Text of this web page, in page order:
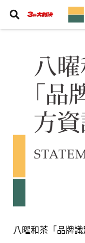
八曜和茶「品牌